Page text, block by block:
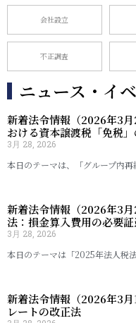
会社設立
不正調査
ニュース・イ
新着法令情報（2026年3
おける資本譲渡税「免税
3月 28, 2026
本日のテーマは、「グループ内
新着法令情報（2026年3
法：損金算入費用の必要
3月 28, 2026
本日のテーマは「2025年法人税
新着法令情報（2026年3
レートの改正法